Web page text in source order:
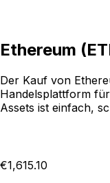
Ethereum
Der Kauf von
Handelsplattform
Assets ist einfach,
€1,615.10